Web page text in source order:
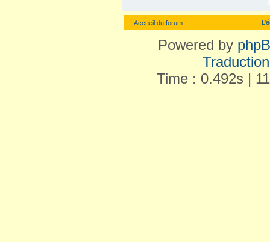
Accueil du forum
Powered by
Time : 0.492s |